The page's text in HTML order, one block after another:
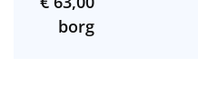
borg